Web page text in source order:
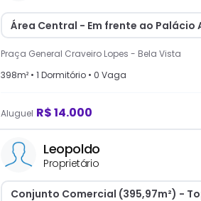
Área Central - Em frente ao Palácio
Praça General Craveiro Lopes - Bela Vista
398m² • 1 Dormitório • 0 Vaga
Aluguel R$14.000
Leopoldo
Proprietário
Conjunto Comercial (395,97m²) -